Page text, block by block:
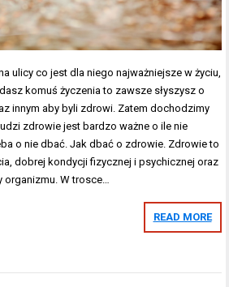
ulicy co jest dla niego najważniejsze w życiu,
komuś życzenia to zawsze słyszysz o
innym aby byli zdrowi. Zatem dochodzimy
zdrowie jest bardzo ważne o ile nie
o nie dbać. Jak dbać o zdrowie. Zdrowie to
dobrej kondycji fizycznej i psychicznej oraz
W trosce…
READ MORE